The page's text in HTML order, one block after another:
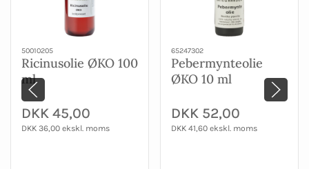
50010205
Ricinusolie ØKO 100
ml
DKK 45,00
DKK 36,00 ekskl. moms
65247302
Pebermynteolie
ØKO 10 ml
DKK 52,00
DKK 41,60 ekskl. moms